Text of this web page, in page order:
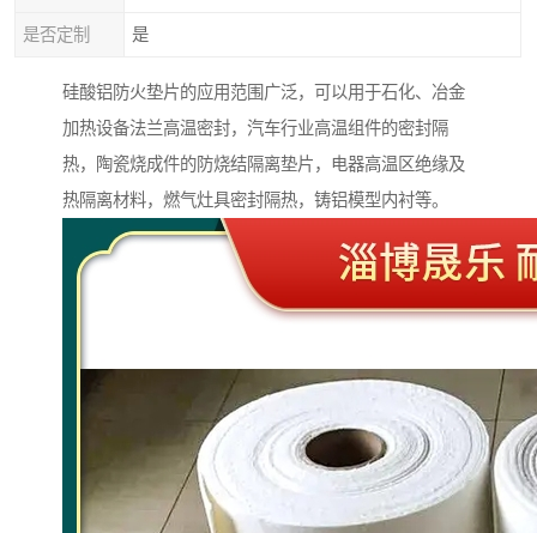
是否定制 是
硅酸铝防火垫片的应用范围广泛，可以用于石化、冶金
加热设备法兰高温密封，汽车行业高温组件的密封隔
热，陶瓷烧成件的防烧结隔离垫片，电器高温区绝缘及
热隔离材料，燃气灶具密封隔热，铸铝模型内衬等。